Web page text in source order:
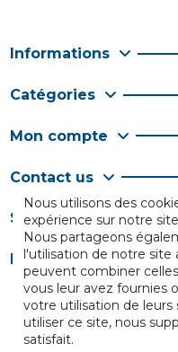
Informations
Catégories
Mon compte
Contact us
Suivez-nous
Newsletter
Nous utilisons des
expérience sur notre
Nous partageons
l'utilisation de notre site
peuvent combiner
vous leur avez fournies
votre utilisation de leurs
utiliser ce site, nous
satisfait.